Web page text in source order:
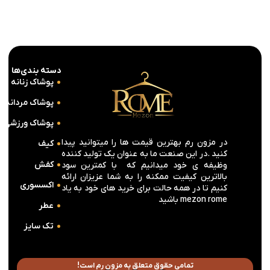
در مزون رم بهترین قیمت ها را میتوانید پیدا
کنید .در این صنعت ما به عنوان یک تولید کننده
وظیفه ی خود میدانیم که با کمترین سود
بالاترین کیفیت ممکنه را به شما عزیزان ارائه
کنیم تا در همه حالت برای خرید های خود به یاد
mezon rome باشید
دسته بندی‌ها
پوشاک زنانه
پوشاک مردانه
پوشاک ورزشی
کیف
کفش
اکسسوری
عطر
تک سایز
تمامی حقوق متعلق به مزون رم است!